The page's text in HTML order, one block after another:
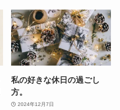
私の好きな休日の過ごし
方。
2024年12月7日